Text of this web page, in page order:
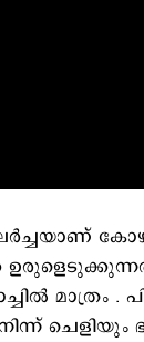
മാത്രം .
ചെളിയും